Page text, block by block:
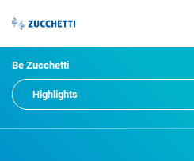
Be Zucchetti
Highlights